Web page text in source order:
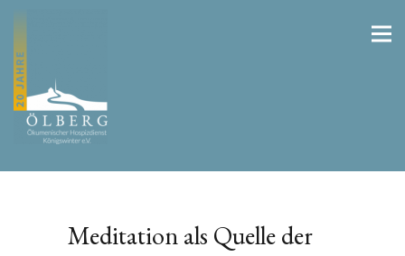
Meditation als Quelle der